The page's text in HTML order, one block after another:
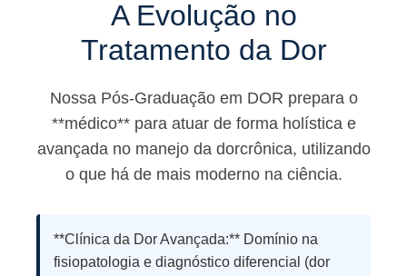
A Evolução no
Tratamento da Dor
Nossa Pós-Graduação em DOR prepara o
**médico** para atuar de forma holística e
avançada no manejo da dorcrônica, utilizando
o que há de mais moderno na ciência.
**Clínica da Dor Avançada:** Domínio na
fisiopatologia e diagnóstico diferencial (dor